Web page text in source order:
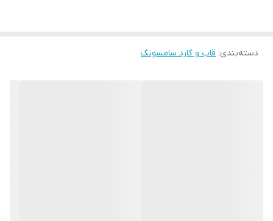
دسته‌بندی: قاب و گارد سامسونگ